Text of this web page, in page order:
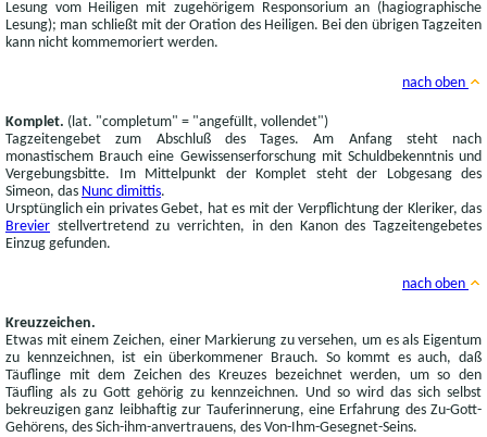
Lesung vom Heiligen mit zugehörigem Responsorium an (hagiographische
Lesung); man schließt mit der Oration des Heiligen. Bei den übrigen Tagzeiten
kann nicht kommemoriert werden.
nach oben
Komplet. (lat. "completum" = "angefüllt, vollendet")
Tagzeitengebet zum Abschluß des Tages. Am Anfang steht nach
monastischem Brauch eine Gewissenserforschung mit Schuldbekenntnis und
Vergebungsbitte. Im Mittelpunkt der Komplet steht der Lobgesang des
Simeon, das Nunc dimittis.
Ursptünglich ein privates Gebet, hat es mit der Verpflichtung der Kleriker, das
Brevier stellvertretend zu verrichten, in den Kanon des Tagzeitengebetes
Einzug gefunden.
nach oben
Kreuzzeichen.
Etwas mit einem Zeichen, einer Markierung zu versehen, um es als Eigentum
zu kennzeichnen, ist ein überkommener Brauch. So kommt es auch, daß
Täuflinge mit dem Zeichen des Kreuzes bezeichnet werden, um so den
Täufling als zu Gott gehörig zu kennzeichnen. Und so wird das sich selbst
bekreuzigen ganz leibhaftig zur Tauferinnerung, eine Erfahrung des Zu-Gott-
Gehörens, des Sich-ihm-anvertrauens, des Von-Ihm-Gesegnet-Seins.